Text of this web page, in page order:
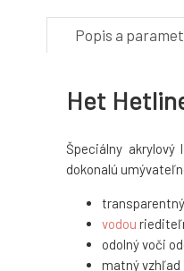
Popis a
Het
Špeciálny
dokonalú
transparentný
vodou
odolný voči
matný vzhľad